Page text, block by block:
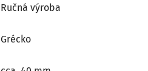
Ručná výroba
Grécko